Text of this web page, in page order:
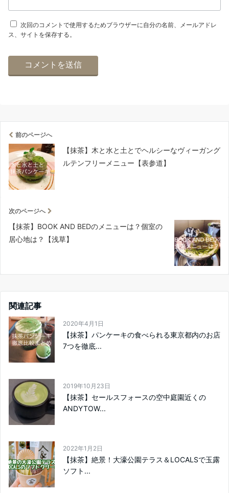
次回のコメントで使用するためブラウザーに自分の名前、メールアドレ
ス、サイトを保存する。
前のページへ
【抹茶】木と水と土とでヘルシーなヴィーガング
ルテンフリーメニュー【表参道】
次のページへ
【抹茶】BOOK AND BEDのメニューは？個室の
居心地は？【浅草】
関連記事
2020年4月1日
【抹茶】パンケーキの食べられる東京都内のお店
7つを徹底...
2019年10月23日
【抹茶】セールスフォースの空中庭園近くの
ANDYTOW...
2022年1月2日
【抹茶】絶景！大濠公園テラス＆LOCALSで玉露
ソフト...